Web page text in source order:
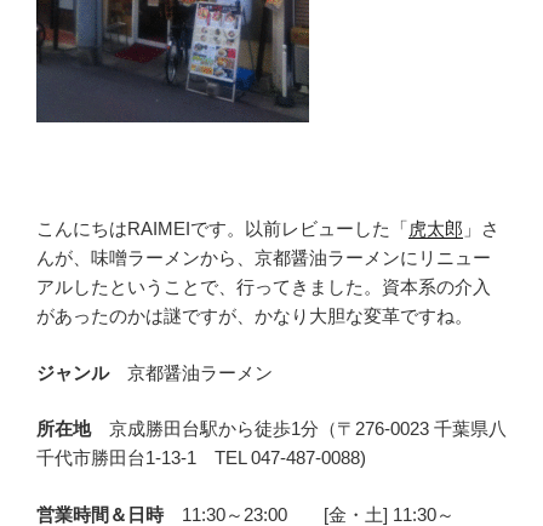
こんにちはRAIMEIです。以前レビューした「虎太郎 」さ
んが、味噌ラーメンから、京都醤油ラーメンにリニュー
アルしたということで、行ってきました。資本系の介入
があったのかは謎ですが、かなり大胆な変革ですね。
ジャンル京都醤油ラーメン
所在地京成勝田台駅から徒歩1分（〒276-0023 千葉県八
千代市勝田台1-13-1 TEL 047-487-0088)
営業時間＆日時11:30～23:00 [金・土] 11:30～